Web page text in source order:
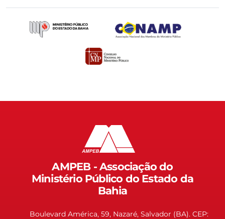
AMPEB - Associação do
Ministério Público do Estado da
Bahia
Boulevard América, 59, Nazaré, Salvador (BA). CEP: